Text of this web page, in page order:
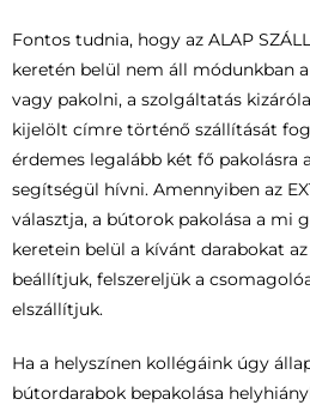
Fontos tudnia, hogy az ALAP
keretén belül nem áll módunkban
vagy pakolni, a szolgáltatás
kijelölt címre történő szállítását
érdemes legalább két fő pakolásra
segítségül hívni. Amennyiben az
választja, a bútorok pakolása a mi
keretein belül a kívánt darabokat
beállítjuk, felszereljük a
elszállítjuk.
Ha a helyszínen kollégáink úgy
bútordarabok bepakolása